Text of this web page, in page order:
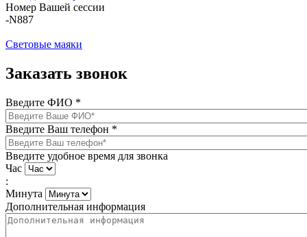
Номер Вашей сессии
-N887
Световые маяки
Заказать звонок
Введите ФИО *
Введите Ваш телефон *
Введите удобное время для звонка
Час
:
Минута
Дополнительная информация